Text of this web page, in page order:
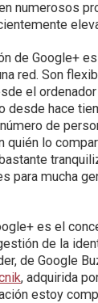
numerosos
de Google+
red. Son
el
desde hace
de
lo
para mucha
es el
de la
de Google
, adquirida
estoy